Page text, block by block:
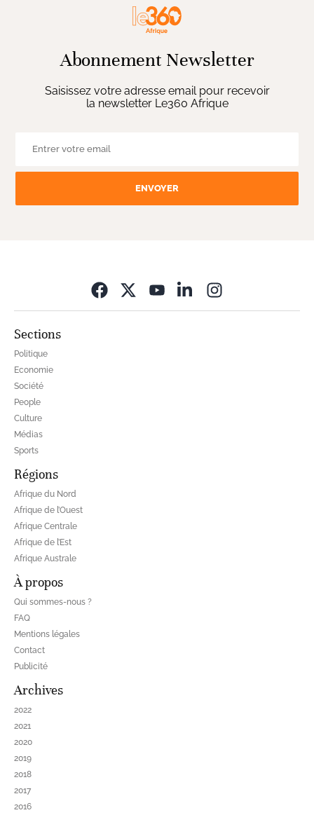
Abonnement Newsletter
Saisissez votre adresse email pour recevoir
la newsletter Le360 Afrique
ENVOYER
Sections
Politique
Economie
Société
People
Culture
Médias
Sports
Régions
Afrique du Nord
Afrique de l’Ouest
Afrique Centrale
Afrique de l’Est
Afrique Australe
À propos
Qui sommes-nous ?
FAQ
Mentions légales
Contact
Publicité
Archives
2022
2021
2020
2019
2018
2017
2016